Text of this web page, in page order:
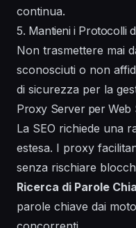
continua.
5. Mantieni i Protocolli
Non trasmettere mai
sconosciuti o non
di sicurezza per la
Proxy Server per Web
La SEO richiede una
estesa. I proxy
senza rischiare
Ricerca di Parole
parole chiave dai